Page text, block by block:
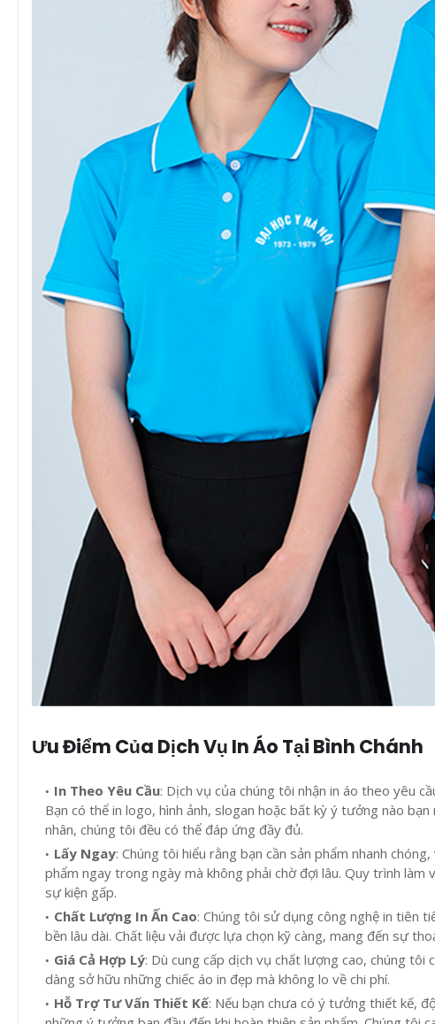
Ưu Điểm Của Dịch Vụ In Áo Tại Bình Chánh
In Theo Yêu Cầu: Dịch vụ của chúng tôi nhận in áo theo yêu
Bạn có thể in logo, hình ảnh, slogan hoặc bất kỳ ý tưởng nào
nhân, chúng tôi đều có thể đáp ứng đầy đủ.
Lấy Ngay: Chúng tôi hiểu rằng bạn cần sản phẩm nhanh
phẩm ngay trong ngày mà không phải chờ đợi lâu. Quy trình làm
sự kiện gấp.
Chất Lượng In Ấn Cao: Chúng tôi sử dụng công nghệ in tiên
bền lâu dài. Chất liệu vải được lựa chọn kỹ càng, mang đến sự
Giá Cả Hợp Lý: Dù cung cấp dịch vụ chất lượng cao, chúng tôi
dàng sở hữu những chiếc áo in đẹp mà không lo về chi phí.
Hỗ Trợ Tư Vấn Thiết Kế: Nếu bạn chưa có ý tưởng thiết kế,